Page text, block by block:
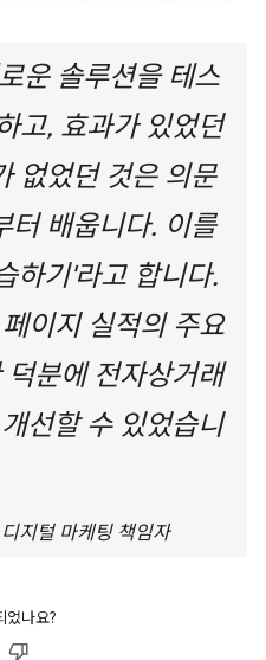
운 솔루션을 테스
고, 효과가 있었던
없었던 것은 의문
터 배웁니다. 이를
하기'라고 합니다.
이지 실적의 주요
분에 전자상거래
선할 수 있었습니
지털 마케팅 책임자
었나요?